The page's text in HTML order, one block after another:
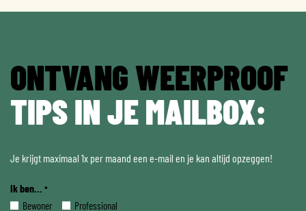
ONTVANG WEERPROOF
TIPS IN JE MAILBOX:
Je krijgt maximaal 1x per maand een e-mail en je kan altijd opzeggen!
Ik ben... *
Bewoner Professional